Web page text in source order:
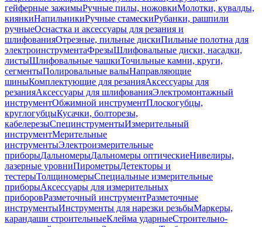
гейферные зажимыРучные пилы, ножовкиМолотки, кувалды,
киянкиНапильникиРучные стамескиРубанки, рашпили
ручныеОснастка и аксессуары для резания и
шлифованияОтрезные, пильные дискиПильные полотна для
электроинструментаФрезыШлифовальные диски, насадки,
листыШлифовальные чашкиТочильные камни, круги,
сегментыПолировальные валыНаправляющие
шиныКомплектующие для резанияАксессуары для
резанияАксессуары для шлифованияЭлектромонтажный
инструментОбжимной инструментПлоскогубцы,
круглогубцыКусачки, болторезы,
кабелерезыСпецинструментыИзмерительный
инструментМерительные
инструментыЭлектроизмерительные
приборыДальномерыДальномеры оптическиеНивелиры,
лазерные уровниПирометрыДетекторы и
тестерыТолщиномерыСпециальные измерительные
приборыАксессуары для измерительных
приборовРазметочный инструментРазметочные
инструментыИнструменты для нарезки резьбыМаркеры,
карандаши строительныеКлейма ударныеСтроительно-